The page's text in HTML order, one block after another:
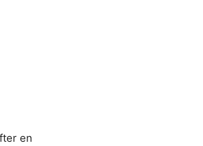
en